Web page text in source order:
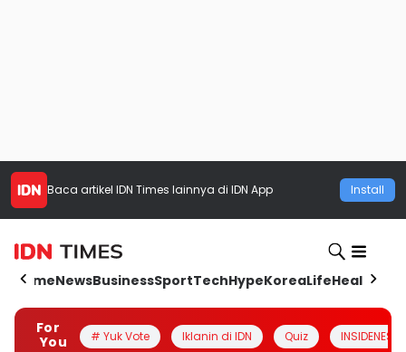
Baca artikel IDN Times lainnya di IDN App Install
HomeNewsBusinessSportTechHypeKoreaLifeHealth
For
You
# Yuk Vote Iklanin di IDN Quiz INSIDENESIA